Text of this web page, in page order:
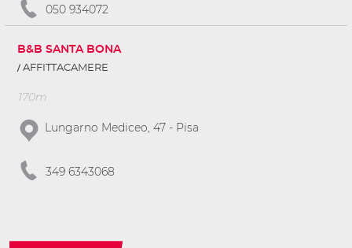
050 934072
B&B SANTA BONA
AFFITTACAMERE
170m
Lungarno Mediceo, 47 - Pisa
349 6343068